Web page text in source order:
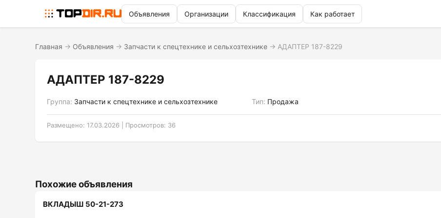
Объявления Организации Классификация Как работает
Главная → Объявления → Запчасти к спецтехнике и сельхозтехнике → АДАПТЕР 187-8229
АДАПТЕР 187-8229
Группа: Запчасти к спецтехнике и сельхозтехнике Тип: Продажа
Размещено: 17.03.2026 | Просмотров: 36
Похожие объявления
ВКЛАДЫШ 50-21-273